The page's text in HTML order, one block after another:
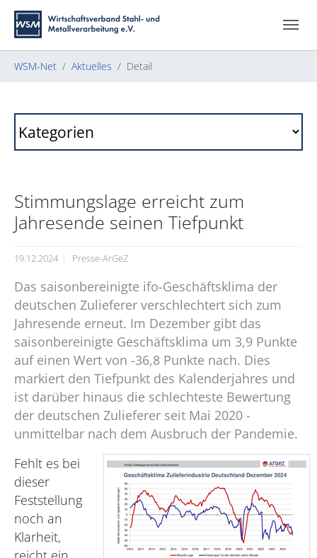
Zum Hauptinhalt springen
Skip to page footer
Sie sind hier:
WSM-Net Aktuelles Detail
Stimmungslage erreicht zum
Jahresende seinen Tiefpunkt
19.12.2024 Presse-ArGeZ
Das saisonbereinigte ifo-Geschäftsklima der
deutschen Zulieferer verschlechtert sich zum
Jahresende erneut. Im Dezember gibt das
saisonbereinigte Geschäftsklima um 3,9 Punkte
auf einen Wert von -36,8 Punkte nach. Dies
markiert den Tiefpunkt des Kalenderjahres und
ist darüber hinaus die schlechteste Bewertung
der deutschen Zulieferer seit Mai 2020 -
unmittelbar nach dem Ausbruch der Pandemie.
Fehlt es bei
dieser
Feststellung
noch an
Klarheit,